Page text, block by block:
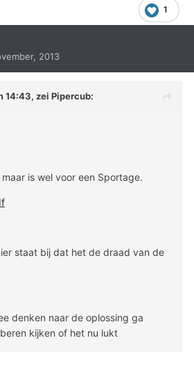
1
2013
14:43, zei Pipercub:
is wel voor een Sportage.
staat bij dat het de draad van de
denken naar de oplossing ga
kijken of het nu lukt